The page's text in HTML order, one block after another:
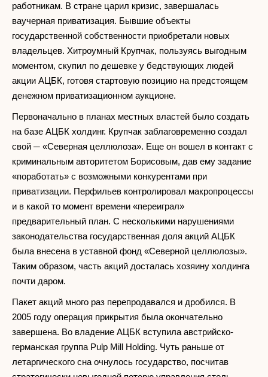
работникам. В стране царил кризис, завершалась
ваучерная приватизация. Бывшие объекты
государственной собственности приобретали новых
владельцев. Хитроумный Крупчак, пользуясь выгодным
моментом, скупил по дешевке у бедствующих людей
акции АЦБК, готовя стартовую позицию на предстоящем
денежном приватизационном аукционе.
Первоначально в планах местных властей было создать
на базе АЦБК холдинг. Крупчак заблаговременно создал
свой ─ «Северная целлюлоза». Еще он вошел в контакт с
криминальным авторитетом Борисовым, дав ему задание
«поработать» с возможными конкурентами при
приватизации. Перфильев контролировал макропроцессы
и в какой то момент времени «переиграл»
предварительный план. С несколькими нарушениями
законодательства государственная доля акций АЦБК
была внесена в уставной фонд «Северной целлюлозы».
Таким образом, часть акций досталась хозяину холдинга
почти даром.
Пакет акций много раз перепродавался и дробился. В
2005 году операция прикрытия была окончательно
завершена. Во владение АЦБК вступила австрийско-
германская группа Pulp Mill Holding. Чуть раньше от
летаргического сна очнулось государство, посчитав